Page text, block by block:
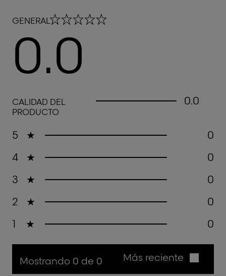
5 ★
0
4
★
0
3
★
0
2
★
0
1
★ 0
GENERAL
0.0 out of 5 stars
0.0
CALIDAD DEL
PRODUCTO
0.0
Mostrando 0 de 0 Más reciente